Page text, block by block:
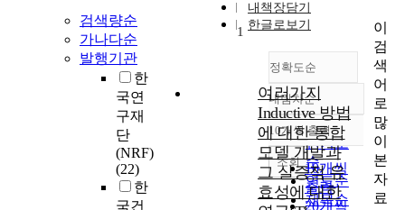
검색량순
가나다순
발행기관
한
국연
구재
단
(NRF)
(22)
한
국건
내책장담기
한글로보기
정확도순
정확도
순
인기도
순
연도순
제목순
내림차순
내림차순
10개씩 출력
10개씩
출력
20개씩
조회
1
여러가지
Inductive 방법
에 대한 통합
모델 개발과
그 실증적 유
효성에 대한
이
검
색
어
로
많
이
본
자
료